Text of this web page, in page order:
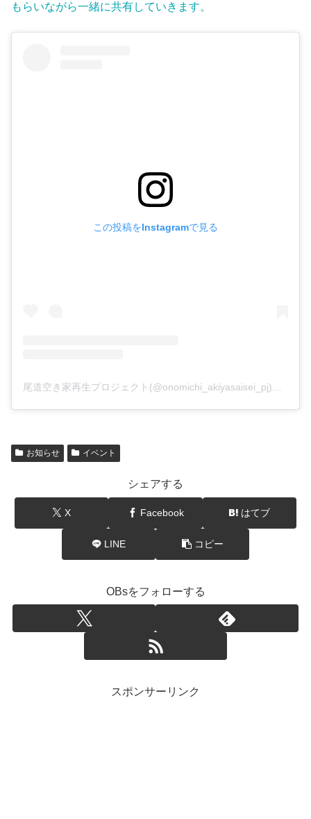
もらいながら一緒に共有していきます。
この投稿をInstagramで見る
お知らせ イベント
シェアする
X Facebook はてブ
LINE コピー
OBsをフォローする
スポンサーリンク